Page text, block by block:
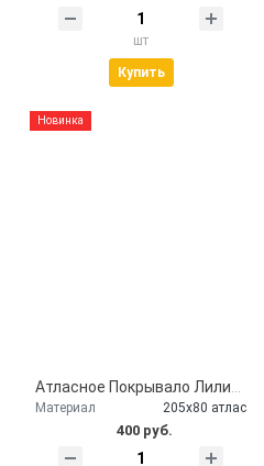
шт
Купить
Новинка
Атласное Покрывало Лилии серебро
Материал 205х80 атлас
400 руб.